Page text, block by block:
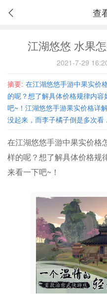
查
江湖悠悠 水果
2021-7-29
摘要: 在江湖悠悠手游中果实价
的呢？想了解具体价格规律内
吧~！江湖悠悠手游果实价格详
没起来，而李子橘子倒是多次看
在江湖悠悠手游中果实价格
样的呢？想了解具体价格规
来看一下吧~！